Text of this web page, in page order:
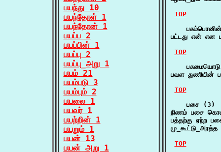
பயந்து 10
பயந்தோள் 1
பயந்தோன் 1
பயப்ப 2
பயப்பின் 1
பயப்பு 2
பயப்பு_அறு 1
பயம் 21
பயம்படு 3
பயம்பும் 2
பயலை 1
பயவர் 1
பயற்றின் 1
பயறும் 1
பயன் 13
பயன்_அறு 1
TOP
பட்டது என் என
TOP
பவள துணியின்
TOP
    பசை (3)
நிணம் பசை
பத்தற்கு ஏற்ற
TOP